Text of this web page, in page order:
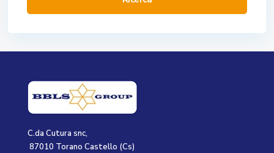
C.da Cutura snc,
87010 Torano Castello (Cs)